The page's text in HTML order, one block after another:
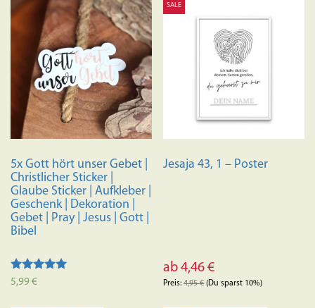
5x Gott hört unser Gebet |
Christlicher Sticker |
Glaube Sticker | Aufkleber |
Geschenk | Dekoration |
Gebet | Pray | Jesus | Gott |
Bibel
Bewertet mit
5,99€
SALE
Jesaja 43, 1 – Poster
ab4,46€
Preis:4,95€(Du sparst 10%)